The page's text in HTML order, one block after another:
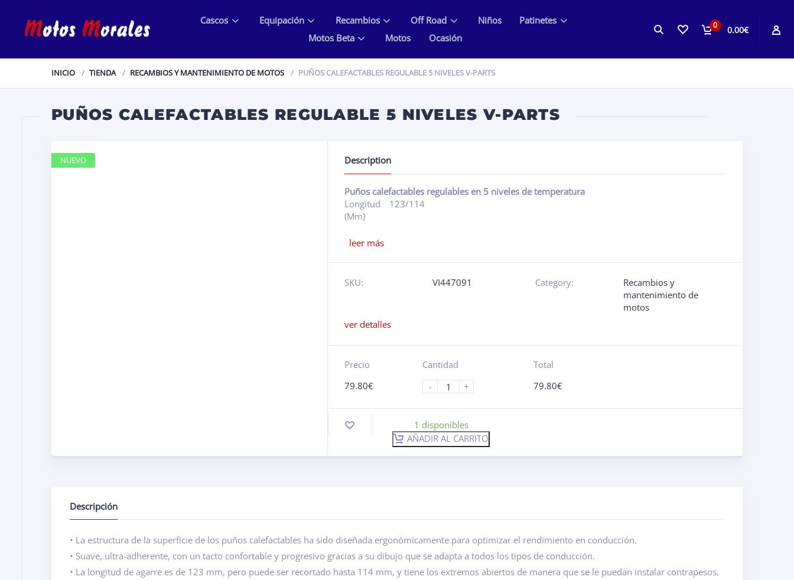
0 0.00€
Cascos Equipación Recambios Off Road Niños
Patinetes
Motos Beta
Motos Ocasión
INICIO TIENDA RECAMBIOS Y MANTENIMIENTO DE MOTOS PUÑOS CALEFACTABLES REGULABLE 5 NIVELES V-PARTS
PUÑOS CALEFACTABLES REGULABLE 5 NIVELES V-PARTS
Description
Longitud
(Mm)
123/114
leer más
SKU: VI447091 Category:
Recambios y
mantenimiento de
motos
ver detalles
Precio
79.80€
Cantidad
-
+
Total
79.80€
1 disponibles
AÑADIR AL CARRITO
NUEVO
Descripción
• La estructura de la superficie de los puños calefactables ha sido diseñada ergonómicamente para optimizar el rendimiento en conducción.
• Suave, ultra-adherente, con un tacto confortable y progresivo gracias a su dibujo que se adapta a todos los tipos de conducción.
• La longitud de agarre es de 123 mm, pero puede ser recortado hasta 114 mm, y tiene los extremos abiertos de manera que se le puedan instalar contrapesos.